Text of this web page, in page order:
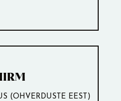
(OHVERDUSTE EEST)